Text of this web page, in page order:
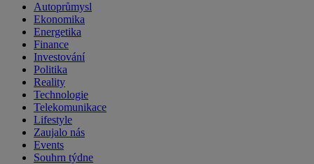
Autoprůmysl
Ekonomika
Energetika
Finance
Investování
Politika
Reality
Technologie
Telekomunikace
Lifestyle
Zaujalo nás
Events
Souhrn týdne